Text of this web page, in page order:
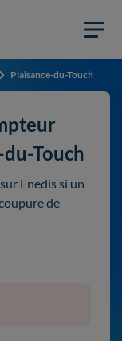
Plaisance-du-Touch
Touch
Enedis si un
de